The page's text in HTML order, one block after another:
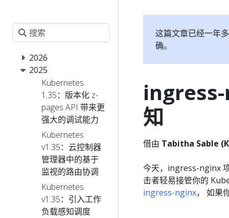
2026
2025
Kubernetes
1.35：版本化 z-
pages API 带来更
强大的调试能力
Kubernetes
v1.35：云控制器
管理器中的基于
监视的路由协调
Kubernetes
v1.35：引入工作
负载感知调度
这篇文章已经一年
确。
ingress-
知
借由 Tabitha Sable
今天，ingress-nginx
击者轻易接管你的
ingress-nginx， 如果